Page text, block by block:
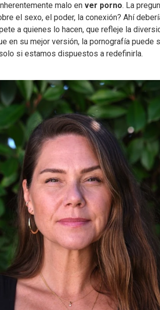
malo en ver porno. La
el sexo, el poder, la conexión? Ahí
a quienes lo hacen, que refleje la
en su mejor versión, la pornografía puede
si estamos dispuestos a redefinirla.